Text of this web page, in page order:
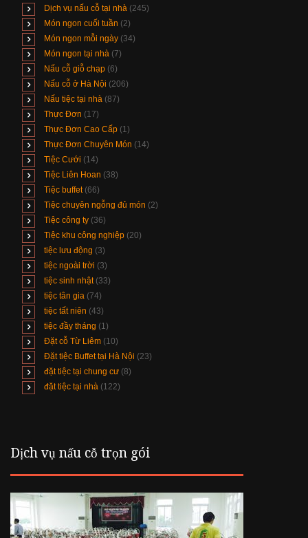
Dịch vụ nấu cỗ tại nhà (245)
Món ngon cuối tuần (2)
Món ngon mỗi ngày (34)
Món ngon tại nhà (7)
Nấu cỗ giỗ chạp (6)
Nấu cỗ ở Hà Nội (206)
Nấu tiệc tại nhà (87)
Thực Đơn (17)
Thực Đơn Cao Cấp (1)
Thực Đơn Chuyên Món (14)
Tiệc Cưới (14)
Tiệc Liên Hoan (38)
Tiệc buffet (66)
Tiệc chuyên ngỗng đủ món (2)
Tiệc công ty (36)
Tiệc khu công nghiệp (20)
tiệc lưu động (3)
tiệc ngoài trời (3)
tiệc sinh nhật (33)
tiệc tân gia (74)
tiệc tất niên (43)
tiệc đầy tháng (1)
Đặt cỗ Từ Liêm (10)
Đặt tiệc Buffet tại Hà Nội (23)
đặt tiệc tại chung cư (8)
đặt tiệc tại nhà (122)
Dịch vụ nấu cỗ trọn gói